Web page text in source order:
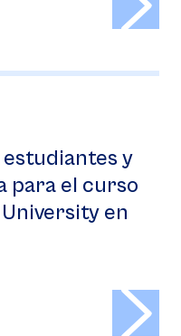
estudiantes y
para el curso
en